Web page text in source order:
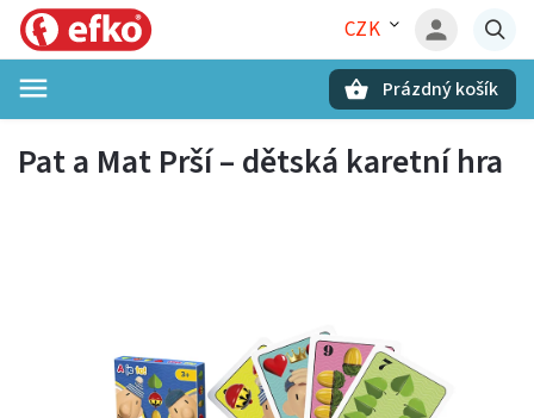
CZK
Prázdný košík
Pat a Mat Prší – dětská karetní hra